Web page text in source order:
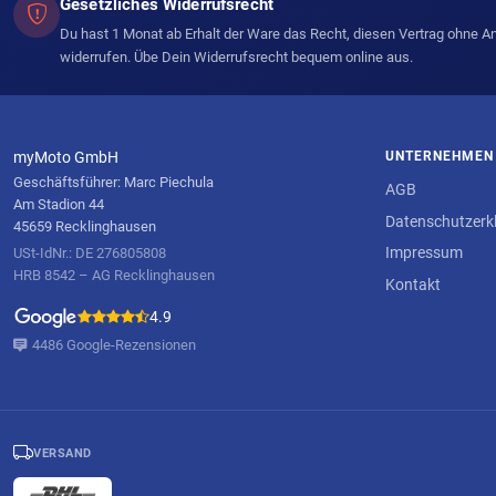
Gesetzliches Widerrufsrecht
Du hast 1 Monat ab Erhalt der Ware das Recht, diesen Vertrag ohne
widerrufen. Übe Dein Widerrufsrecht bequem online aus.
myMoto GmbH
Geschäftsführer: Marc Piechula
Am Stadion 44
45659 Recklinghausen
USt-IdNr.: DE 276805808
HRB 8542 – AG Recklinghausen
4.9
4486 Google-Rezensionen
UNTERNEHMEN
AGB
Impressum
Kontakt
VERSAND